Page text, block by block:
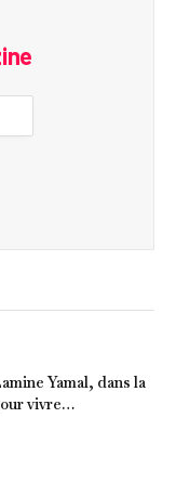
Yamal, dans la
vivre